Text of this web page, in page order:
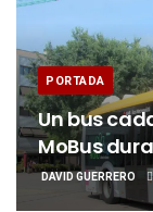
PORTADA
Un bus
MoBus
DAVID GUERRERO